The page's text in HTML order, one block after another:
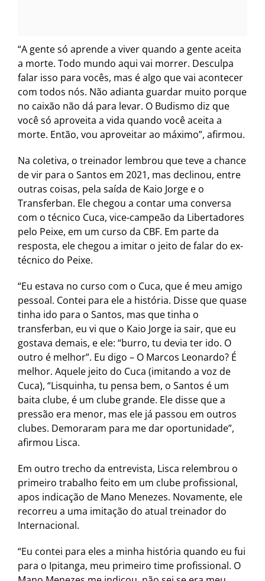
“A gente só aprende a viver quando a gente aceita
a morte. Todo mundo aqui vai morrer. Desculpa
falar isso para vocês, mas é algo que vai acontecer
com todos nós. Não adianta guardar muito porque
no caixão não dá para levar. O Budismo diz que
você só aproveita a vida quando você aceita a
morte. Então, vou aproveitar ao máximo”, afirmou.
Na coletiva, o treinador lembrou que teve a chance
de vir para o Santos em 2021, mas declinou, entre
outras coisas, pela saída de Kaio Jorge e o
Transferban. Ele chegou a contar uma conversa
com o técnico Cuca, vice-campeão da Libertadores
pelo Peixe, em um curso da CBF. Em parte da
resposta, ele chegou a imitar o jeito de falar do ex-
técnico do Peixe.
“Eu estava no curso com o Cuca, que é meu amigo
pessoal. Contei para ele a história. Disse que quase
tinha ido para o Santos, mas que tinha o
transferban, eu vi que o Kaio Jorge ia sair, que eu
gostava demais, e ele: “burro, tu devia ter ido. O
outro é melhor”. Eu digo – O Marcos Leonardo? É
melhor. Aquele jeito do Cuca (imitando a voz de
Cuca), “Lisquinha, tu pensa bem, o Santos é um
baita clube, é um clube grande. Ele disse que a
pressão era menor, mas ele já passou em outros
clubes. Demoraram para me dar oportunidade”,
afirmou Lisca.
Em outro trecho da entrevista, Lisca relembrou o
primeiro trabalho feito em um clube profissional,
apos indicação de Mano Menezes. Novamente, ele
recorreu a uma imitação do atual treinador do
Internacional.
“Eu contei para eles a minha história quando eu fui
para o Ipitanga, meu primeiro time profissional. O